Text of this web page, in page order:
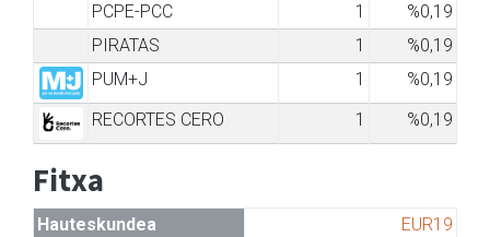
PCPE-PCC
1
%0,19
PIRATAS
1
%0,19
PUM+J
1
%0,19
RECORTES CERO
1 %0,19
Fitxa
Hauteskundea
EUR19